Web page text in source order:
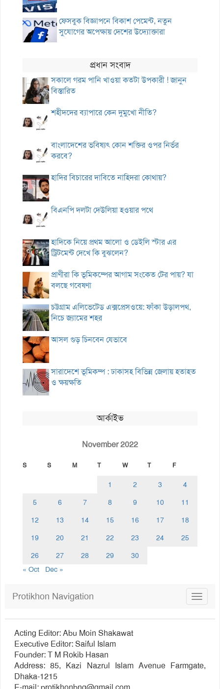
ফেসবুক বিজ্ঞাপনে বিকাশ পেমেন্ট, নতুন
সুযোগের অপেক্ষায় দেশের উদ্যোক্তারা
প্রধান সংবাদ
সকালে গরম পানি খাওয়া কতটা উপকারী ! জানুন
বিস্তারিত
শহীদদের ব্যাপারে কেন দুমুখো নীতি?
বাংলাদেশের ভবিষ্যৎ কোন শক্তির ওপর নির্ভর
করবে?
হাদির বিচারের দাবিতে নাহিদরা কোথায়?
বিএনপি দলটা দেউলিয়া হওয়ার পথে
হাদিকে নিয়ে প্রথম আলো ও ডেইলি স্টার এর
ট্রিটমেন্ট দেখে কি বুঝলেন?
প্রাণীরা কি ভূমিকম্পের আগাম সংকেত টের পায়? যা
বলছে গবেষণা
চট্টগ্রাম এলিভেটেড এক্সপ্রেসওয়ে: ফাঁকা উড়ালপথ,
নিচে জ্যামের শহর
আসল গুড় চিনবেন যেভাবে
সারাদেশে ভূমিকম্প : ঢাকাসহ বিভিন্ন জেলায় হতাহত
ও ক্ষয়ক্ষতি
আর্কাইভ
November 2022
S S M T W T F
1 2 3
4
5
6 7 8 9 10
11
12
13 14 15 16 17
18
19
20 21 22 23 24
25
26
27 28 29
30
« Oct
Dec »
Toggle
Protikhon Navigation
Acting Editor: Abu Moin Shakawat
Executive Editor: Saiful Islam
Founder: T M Rokib Hasan
Address: 85, Kazi Nazrul Islam Avenue Farmgate,
Dhaka-1215